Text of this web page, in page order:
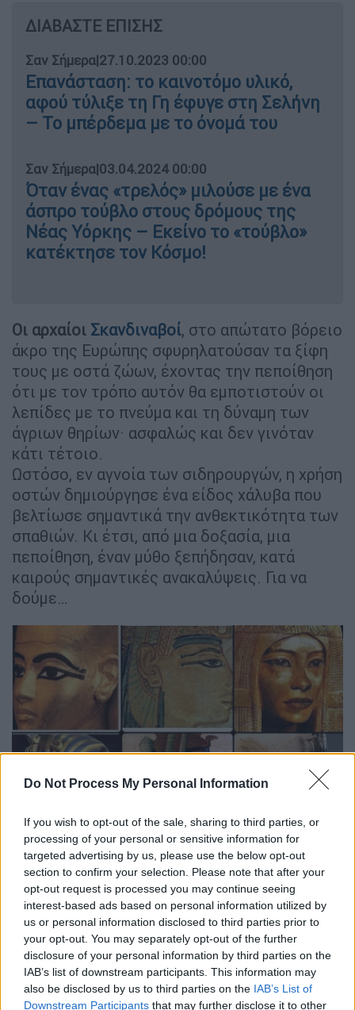
Do Not Process My Personal Information
If you wish to opt-out of the sale, sharing to third parties, or
processing of your personal or sensitive information for
targeted advertising by us, please use the below opt-out
section to confirm your selection. Please note that after your
opt-out request is processed you may continue seeing
interest-based ads based on personal information utilized by
us or personal information disclosed to third parties prior to
your opt-out. You may separately opt-out of the further
disclosure of your personal information by third parties on the
IAB’s list of downstream participants. This information may
also be disclosed by us to third parties on the IAB’s List of
Downstream Participants that may further disclose it to other
ΔΙΑΒΑΣΤΕ ΕΠΙΣΗΣ
Σαν Σήμερα|27.10.2023 00:00
Επανάσταση: το καινοτόμο υλικό,
αφού τύλιξε τη Γη έφυγε στη Σελήνη
– Το μπέρδεμα με το όνομά του
Σαν Σήμερα|03.04.2024 00:00
Όταν ένας «τρελός» μιλούσε με ένα
άσπρο τούβλο στους δρόμους της
Νέας Υόρκης – Εκείνο το «τούβλο»
κατέκτησε τον Κόσμο!
Οι αρχαίοι Σκανδιναβοί, στο απώτατο βόρειο
άκρο της Ευρώπης σφυρηλατούσαν τα ξίφη
τους με οστά ζώων, έχοντας την πεποίθηση
ότι με τον τρόπο αυτόν θα εμποτιστούν οι
λεπίδες με το πνεύμα και τη δύναμη των
άγριων θηρίων· ασφαλώς και δεν γινόταν
κάτι τέτοιο.
Ωστόσο, εν αγνοία των σιδηρουργών, η χρήση
οστών δημιούργησε ένα είδος χάλυβα που
βελτίωσε σημαντικά την ανθεκτικότητα των
σπαθιών. Κι έτσι, από μια δοξασία, μια
πεποίθηση, έναν μύθο ξεπήδησαν, κατά
καιρούς σημαντικές ανακαλύψεις. Για να
δούμε…
Μια ματιά σου μόνο φτάνει...
Πω πω κάτι μάτια...
Οι αρχαίοι Αιγύπτιοι ήταν ευαίσθητοι σε
μολύνσεις των οφθαλμών, όπως της
φλεγμονής της διαφανούς μεμβράνης, που
καλύπτει το βλέφαρο και τον βολβό του
ματιού, της επιπεφυκίτιδας.
Κάποια εποχή, οι υπήκοοι των Φαραώ,